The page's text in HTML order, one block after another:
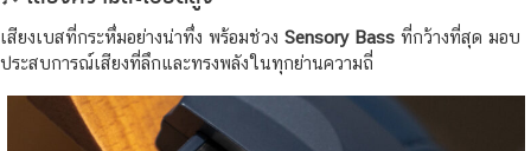
เสียงเบสที่กระหึ่มอย่างน่าทึ่ง พร้อมช่วง Sensory Bass ที่กว้างที่สุด มอบ
ประสบการณ์เสียงที่ลึกและทรงพลังในทุกย่านความถี่